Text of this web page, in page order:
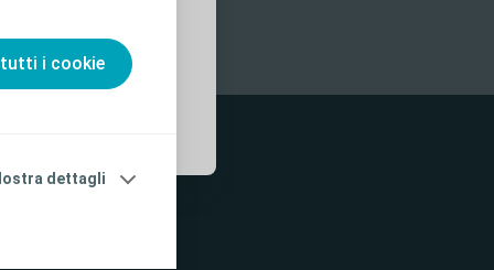
i cookie
dettagli